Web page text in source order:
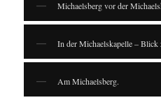
Michaelsberg vor der
In der Michaelskapelle – Blick
Am Michaelsberg.